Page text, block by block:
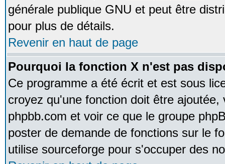
générale publique GNU et peut être
pour plus de détails.
Revenir en haut de page
Pourquoi la fonction X n'est pas
Ce programme a été écrit et est sous
croyez qu'une fonction doit être
phpbb.com et voir ce que le groupe
poster de demande de fonctions sur le
utilise sourceforge pour s'occuper des